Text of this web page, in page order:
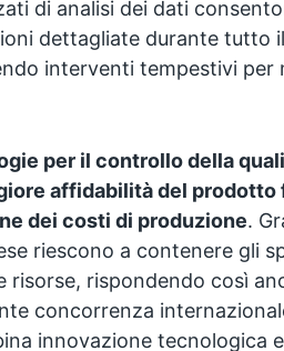
di analisi dei dati
dettagliate durante tutto
interventi tempestivi per
per il controllo della
affidabilità del prodotto
dei costi di produzione.
riescono a contenere gli
risorse, rispondendo così
concorrenza
innovazione tecnologica